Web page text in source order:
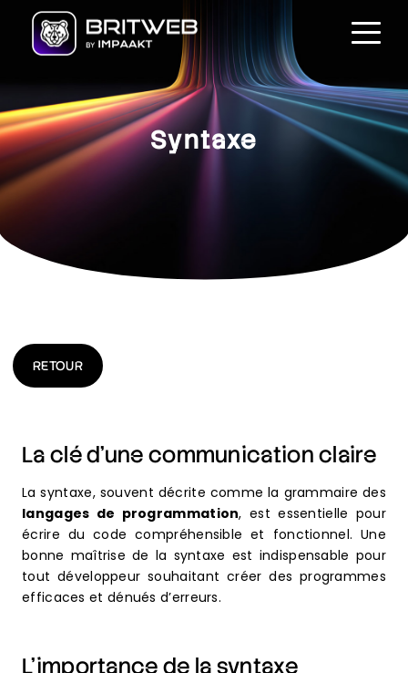
Syntaxe
RETOUR
La clé d’une communication claire
La syntaxe, souvent décrite comme la grammaire des
langages de programmation, est essentielle pour
écrire du code compréhensible et fonctionnel. Une
bonne maîtrise de la syntaxe est indispensable pour
tout développeur souhaitant créer des programmes
efficaces et dénués d’erreurs.
L’importance de la syntaxe